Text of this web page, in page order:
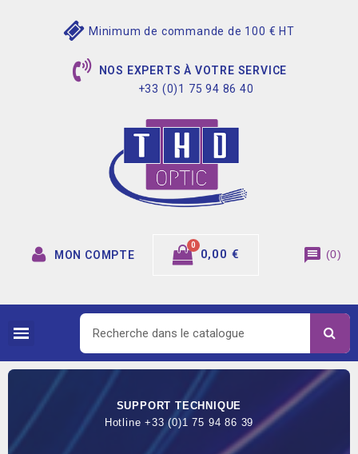
Minimum de commande de 100 € HT
NOS EXPERTS À VOTRE SERVICE
+33 (0)1 75 94 86 40
MON COMPTE 0,00 € message (0)
SUPPORT TECHNIQUE
Hotline +33 (0)1 75 94 86 39